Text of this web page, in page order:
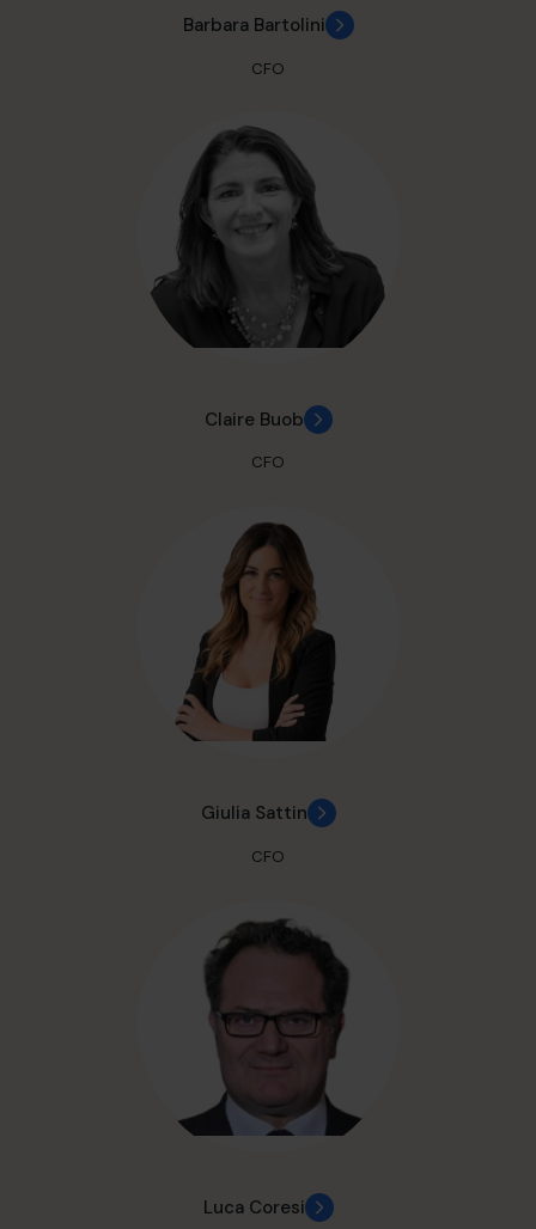
Barbara Bartolini
CFO
Claire Buob
CFO
Giulia Sattin
CFO
Luca Coresi